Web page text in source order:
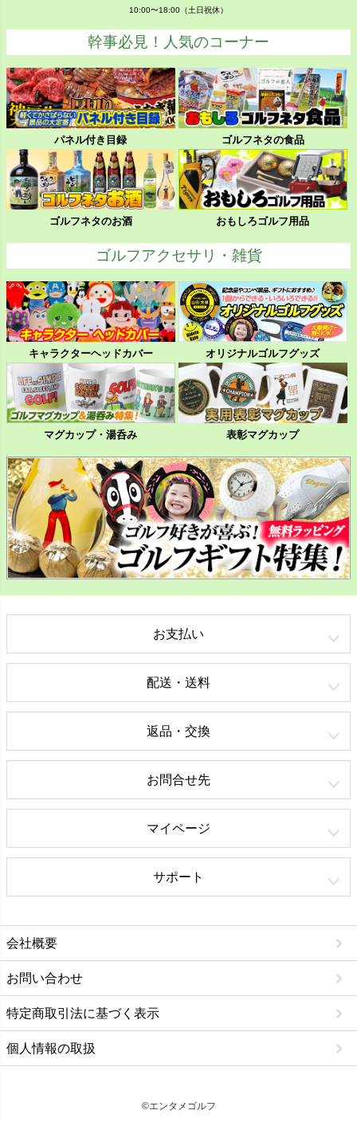
10:00〜18:00（土日祝休）
幹事必見！人気のコーナー
パネル付き目録 ゴルフネタの食品
ゴルフネタのお酒 おもしろゴルフ用品
ゴルフアクセサリ・雑貨
キャラクターヘッドカバー オリジナルゴルフグッズ
マグカップ・湯呑み 表彰マグカップ
お支払い
配送・送料
返品・交換
お問合せ先
マイページ
サポート
会社概要
お問い合わせ
特定商取引法に基づく表示
個人情報の取扱
©エンタメゴルフ